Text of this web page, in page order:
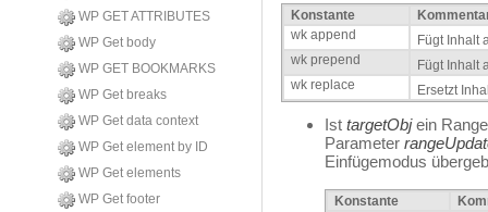
WP GET ATTRIBUTES
WP Get body
WP GET BOOKMARKS
WP Get breaks
WP Get data context
WP Get element by ID
WP Get elements
WP Get footer
Konstante
wk append
Fügt Inhalt
wk prepend
Fügt Inhalt
wk replace
Ersetzt
Ist targetObjein
Parameter
Einfügemodus
Konstante